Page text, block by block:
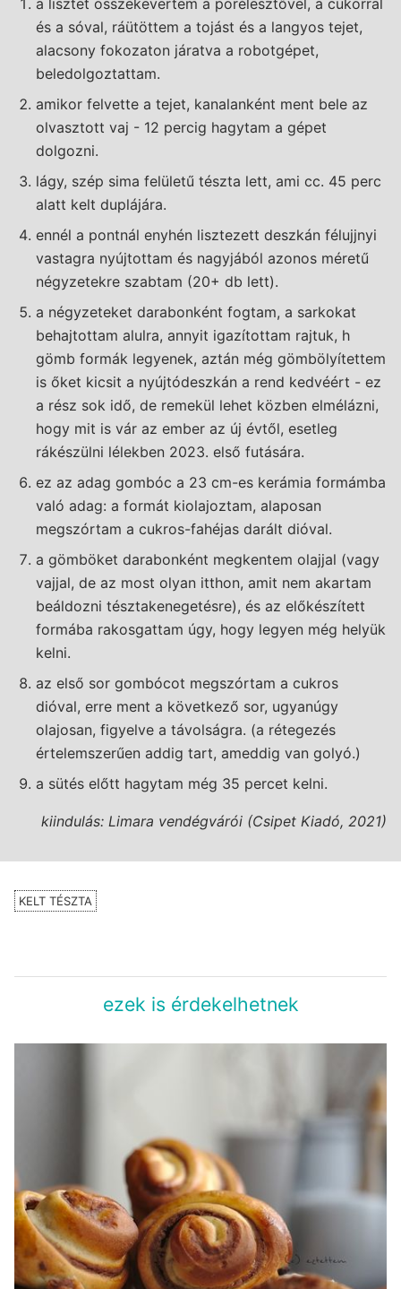
a lisztet összekevertem a porélesztővel, a cukorral
és a sóval, ráütöttem a tojást és a langyos tejet,
alacsony fokozaton járatva a robotgépet,
beledolgoztattam.
amikor felvette a tejet, kanalanként ment bele az
olvasztott vaj - 12 percig hagytam a gépet
dolgozni.
lágy, szép sima felületű tészta lett, ami cc. 45 perc
alatt kelt duplájára.
ennél a pontnál enyhén lisztezett deszkán félujjnyi
vastagra nyújtottam és nagyjából azonos méretű
négyzetekre szabtam (20+ db lett).
a négyzeteket darabonként fogtam, a sarkokat
behajtottam alulra, annyit igazítottam rajtuk, h
gömb formák legyenek, aztán még gömbölyítettem
is őket kicsit a nyújtódeszkán a rend kedvéért - ez
a rész sok idő, de remekül lehet közben elmélázni,
hogy mit is vár az ember az új évtől, esetleg
rákészülni lélekben 2023. első futására.
ez az adag gombóc a 23 cm-es kerámia formámba
való adag: a formát kiolajoztam, alaposan
megszórtam a cukros-fahéjas darált dióval.
a gömböket darabonként megkentem olajjal (vagy
vajjal, de az most olyan itthon, amit nem akartam
beáldozni tésztakenegetésre), és az előkészített
formába rakosgattam úgy, hogy legyen még helyük
kelni.
az első sor gombócot megszórtam a cukros
dióval, erre ment a következő sor, ugyanúgy
olajosan, figyelve a távolságra. (a rétegezés
értelemszerűen addig tart, ameddig van golyó.)
a sütés előtt hagytam még 35 percet kelni.
kiindulás: Limara vendégvárói (Csipet Kiadó, 2021)
KELT TÉSZTA
ezek is érdekelhetnek